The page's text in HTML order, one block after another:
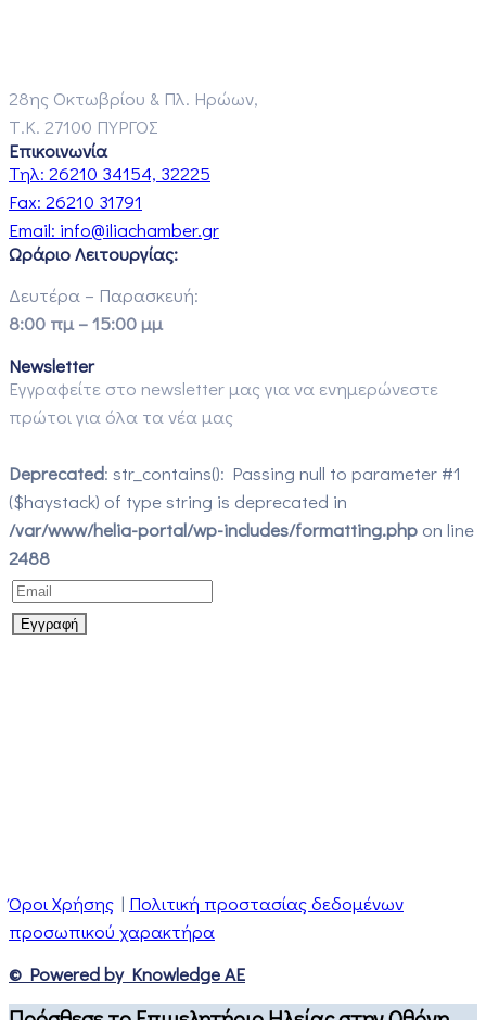
28ης Οκτωβρίου & Πλ. Ηρώων,
Τ.Κ. 27100 ΠΥΡΓΟΣ
Επικοινωνία
Τηλ: 26210 34154, 32225
Fax: 26210 31791
Email: info@iliachamber.gr
Ωράριο Λειτουργίας:
Δευτέρα – Παρασκευή:
8:00 πμ – 15:00 μμ
Newsletter
Εγγραφείτε στο newsletter μας για να ενημερώνεστε
πρώτοι για όλα τα νέα μας
Deprecated: str_contains(): Passing null to parameter #1
($haystack) of type string is deprecated in
/var/www/helia-portal/wp-includes/formatting.php on line
2488
Όροι Χρήσης | Πολιτική προστασίας δεδομένων
προσωπικού χαρακτήρα
© Powered by Knowledge AE